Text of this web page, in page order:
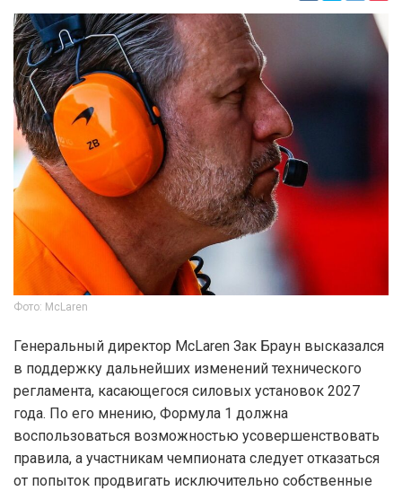
Фото: McLaren
Генеральный директор McLaren Зак Браун высказался
в поддержку дальнейших изменений технического
регламента, касающегося силовых установок 2027
года. По его мнению, Формула 1 должна
воспользоваться возможностью усовершенствовать
правила, а участникам чемпионата следует отказаться
от попыток продвигать исключительно собственные